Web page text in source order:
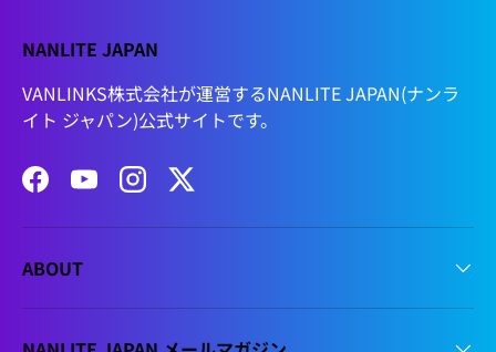
NANLITE JAPAN
VANLINKS株式会社が運営するNANLITE JAPAN(ナンラ
イト ジャパン)公式サイトです。
FacebookYouTubeInstagramTwitter
ABOUT